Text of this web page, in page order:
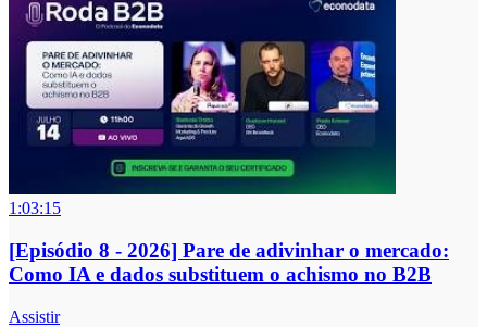
1:03:15
[Episódio 8 - 2026] Pare de adivinhar o mercado:
Como IA e dados substituem o achismo no B2B
Assistir